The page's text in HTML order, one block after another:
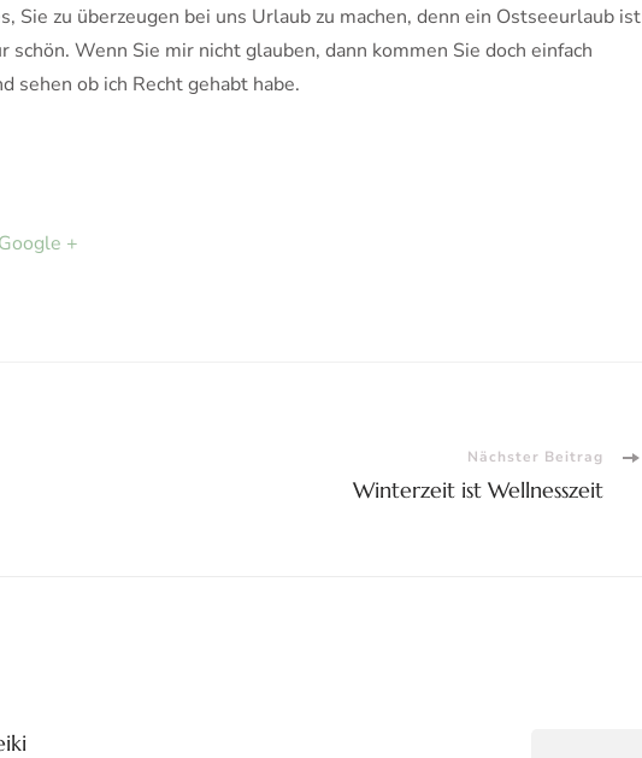
Sie zu überzeugen bei uns Urlaub zu machen, denn ein Ostseeurlaub ist
schön. Wenn Sie mir nicht glauben, dann kommen Sie doch einfach
sehen ob ich Recht gehabt habe.
+
Nächster Beitrag
Winterzeit ist Wellnesszeit